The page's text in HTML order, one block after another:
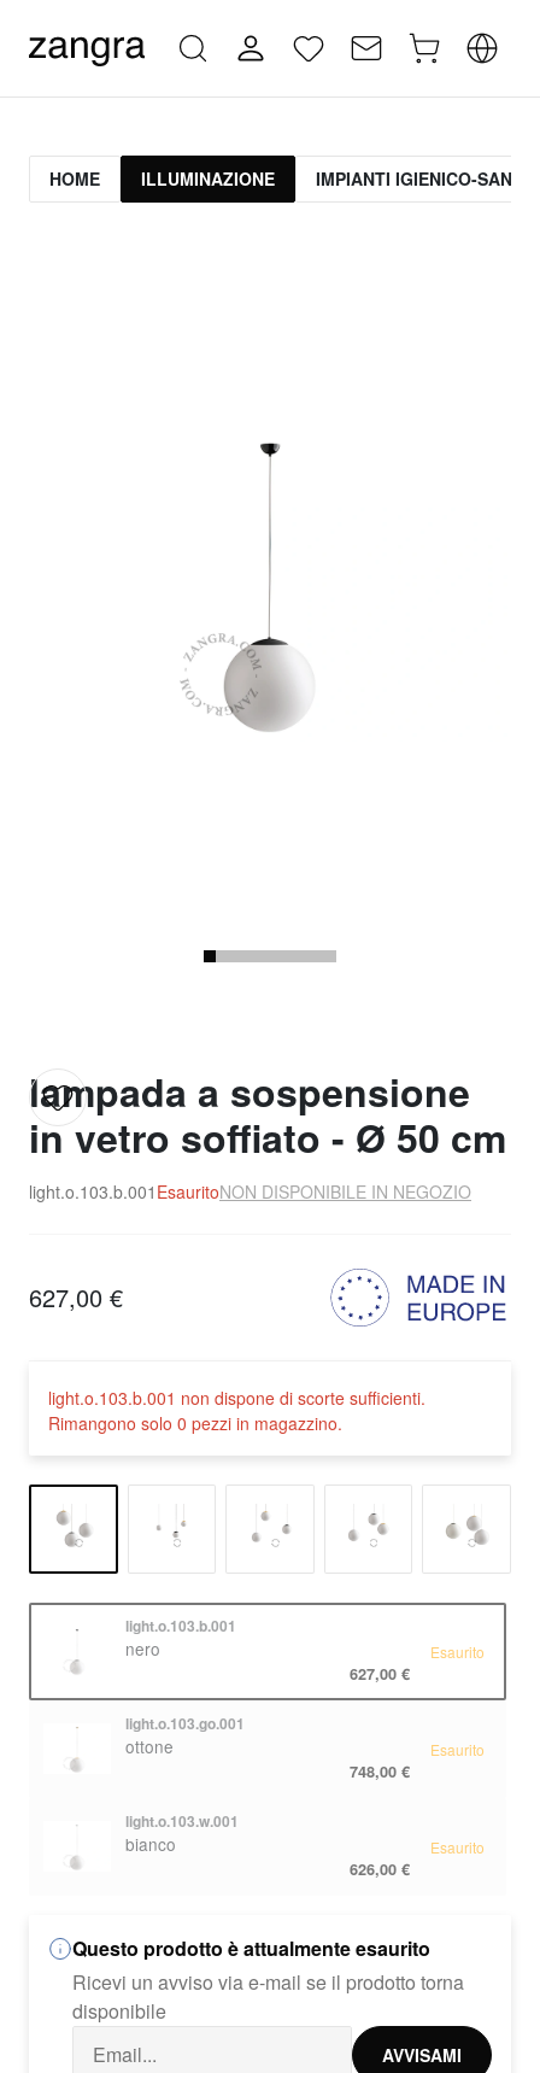
HOME ILLUMINAZIONE IMPIANTI IGIENICO-
lampada a sospensione
in vetro soffiato - Ø 50 cm
light.o.103.b.001 EsauritoNON DISPONIBILE IN NEGOZIO
627,00 €
light.o.103.b.001 non dispone di scorte sufficienti.
Rimangono solo 0 pezzi in magazzino.
light.o.103.b.001
nero
627,00 €
Esaurito
light.o.103.go.001
ottone
748,00 €
Esaurito
light.o.103.w.001
bianco
626,00 €
Esaurito
Questo prodotto è attualmente esaurito
Ricevi un avviso via e-mail se il prodotto torna
disponibile
AVVISAMI